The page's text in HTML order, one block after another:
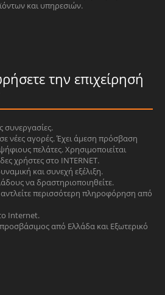
και υπηρεσιών.
την επιχείρησή
συνεργασίες.
νέες αγορές. Έχει άμεση πρόσβαση
πελάτες. Χρησιμοποιείται
χρήστες στο INTERNET.
και συνεχή εξέλιξη.
να δραστηριοποιηθείτε.
αντλείτε περισσότερη πληροφόρηση από
Internet.
από Ελλάδα και Εξωτερικό